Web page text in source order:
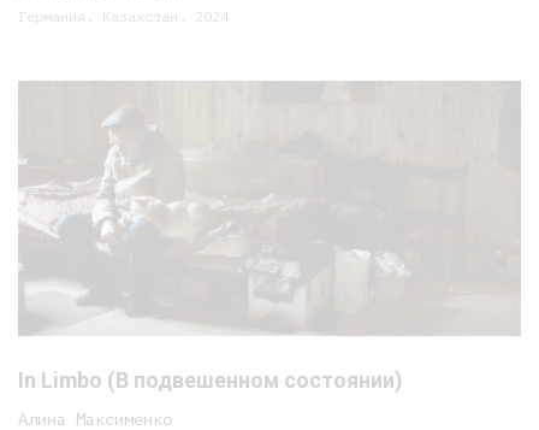
Германия, Казахстан, 2024
In Limbo (В подвешенном состоянии)
Алина Максименко